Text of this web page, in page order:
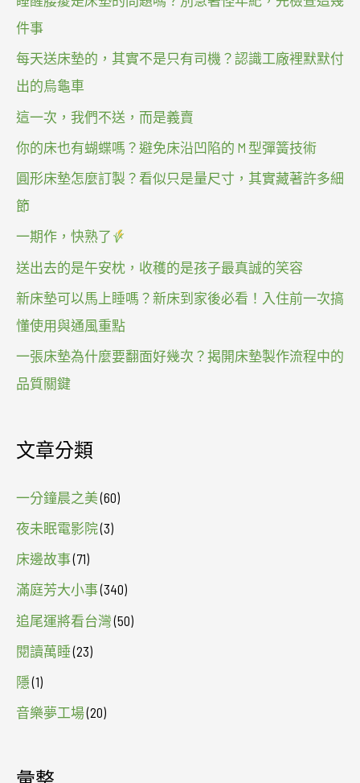
件事
每天送床墊的，其實不是只有司機？認識工廠裡默默付
出的烏龜車
這一次，我們不送，而是義賣
你的床也有蝴蝶嗎？避免床沿凹陷的 M 型彈簧技術
圓形床墊怎麼訂製？看似只是量尺寸，其實藏著許多細
節
一期作，快熟了
送出去的是午安枕，收穫的是孩子最真誠的笑容
新床墊可以馬上睡嗎？新床到家後必看！入住前一次搞
懂使用與通風重點
一張床墊為什麼要翻面好幾次？揭開床墊製作流程中的
品質關鍵
文章分類
一分鐘晨之美(60)
夜未眠電影院(3)
床邊故事(71)
滿庭芳大小事(340)
追尾運將看台灣(50)
閱讀萬睡(23)
隱(1)
音樂夢工場(20)